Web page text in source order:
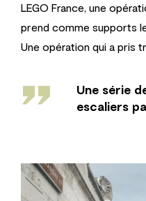
LEGO France, une
prend comme supports
Une opération qui a pris
''
Une série
escaliers